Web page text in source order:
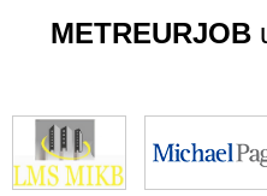
METREURJOB